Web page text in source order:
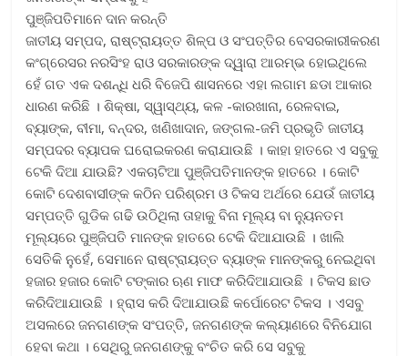
ପୁଞ୍ଜିପତିମାନେ ଦାନ କରନ୍ତି
ଜାତୀୟ ସମ୍ପଦ, ରାଷ୍ଟ୍ରାୟତ୍ତ ଶିଳ୍ପ ଓ ସଂପତ୍ତିର ବେସରକାରୀକରଣ
କଂଗ୍ରେସର ନରସିଂହ ରାଓ ସରକାରଙ୍କ ଦ୍ୱାରା ଆରମ୍ଭ ହୋଇଥିଲେ
ହେଁ ଗତ ଏକ ଦଶନ୍ଧି ଧରି ବିଜେପି ଶାସନରେ ଏହା ଲଗାମ ଛଡା ଆକାର
ଧାରଣ କରିଛି । ଶିକ୍ଷା, ସ୍ୱାସ୍ଥ୍ୟ, କଳ -କାରଖାନା, ରେଳବାଇ,
ବ୍ୟାଙ୍କ, ବୀମା, ବନ୍ଦର, ଖଣିଖାଦାନ, ଜଙ୍ଗଲ-ଜମି ପ୍ରଭୃତି ଜାତୀୟ
ସମ୍ପଦର ବ୍ୟାପକ ଘରୋଇକରଣ କରାଯାଉଛି । କାହା ହାତରେ ଏ ସବୁକୁ
ଟେକି ଦିଆ ଯାଉଛି? ଏକଚାଟିଆ ପୁଞ୍ଜିପତିମାନଙ୍କ ହାତରେ । କୋଟି
କୋଟି ଦେଶବାସୀଙ୍କ କଠିନ ପରିଶ୍ରମ ଓ ଟିକସ ଅର୍ଥରେ ଯେଉଁ ଜାତୀୟ
ସମ୍ପତ୍ତି ଗୁଡିକ ଗଢି ଉଠିଥିଲା ତାହାକୁ ବିନା ମୂଲ୍ୟ ବା ନ୍ୟୁନତମ
ମୂଲ୍ୟରେ ପୁଞ୍ଜିପତି ମାନଙ୍କ ହାତରେ ଟେକି ଦିଆଯାଉଛି । ଖାଲି
ସେତିକି ନୁହେଁ, ସେମାନେ ରାଷ୍ଟ୍ରାୟତ୍ତ ବ୍ୟାଙ୍କ ମାନଙ୍କରୁ ନେଇଥିବା
ହଜାର ହଜାର କୋଟି ଟଙ୍କାର ଋଣ ମାଫ କରିଦିଆଯାଉଛି । ଟିକସ ଛାଡ
କରିଦିଆଯାଉଛି । ହ୍ରାସ କରି ଦିଆଯାଉଛି କର୍ପୋରେଟ ଟିକସ । ଏସବୁ
ଅସଲରେ ଜନଗଣଙ୍କ ସଂପତ୍ତି, ଜନଗଣଙ୍କ କଲ୍ୟାଣରେ ବିନିଯୋଗ
ହେବା କଥା । ସେଥିରୁ ଜନଗଣଙ୍କୁ ବଂଚିତ କରି ସେ ସବୁକୁ